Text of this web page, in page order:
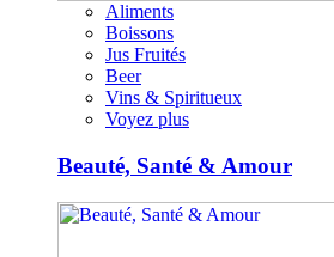
Aliments
Boissons
Jus Fruités
Beer
Vins & Spiritueux
Voyez plus
Beauté, Santé & Amour